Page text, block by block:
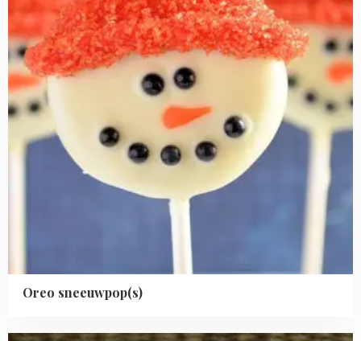
Oreo sneeuwpop(s)